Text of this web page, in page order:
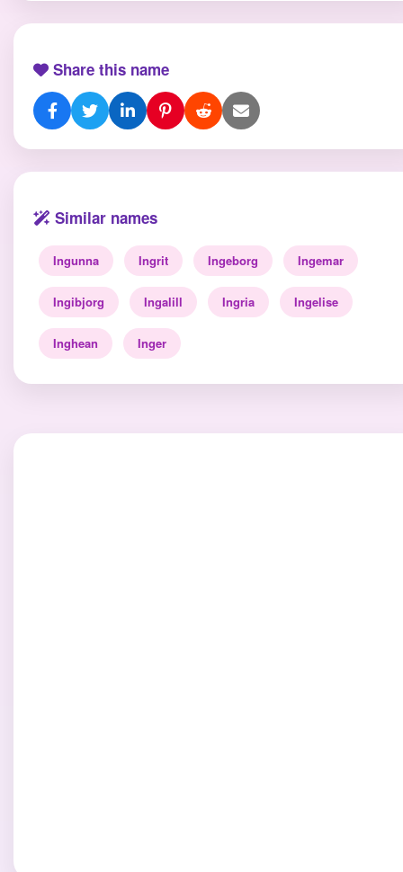
Share this name
Similar names
Ingunna Ingrit Ingeborg Ingemar
Ingibjorg Ingalill Ingria Ingelise
Inghean Inger